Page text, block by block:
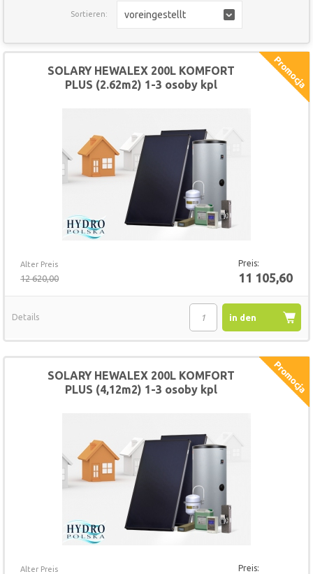
Sortieren: voreingestellt
Alter Preis
12 620,00
Preis:
11 105,60
SOLARY HEWALEX 200L KOMFORT
PLUS (2.62m2) 1-3 osoby kpl
in den
Details
Alter Preis Preis:
SOLARY HEWALEX 200L KOMFORT
PLUS (4,12m2) 1-3 osoby kpl